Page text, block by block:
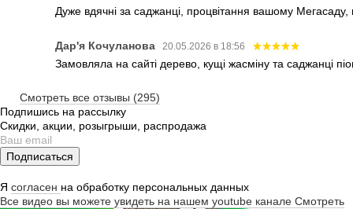
Дуже вдячні за саджанці, процвітання вашому
Дар'я Кочуланова 20.05.2026 в 18:56
Замовляла на сайті дерево, кущі жасміну та саджанці
Смотреть все отзывы (295)
Подпишись на рассылку
Скидки, акции, розыгрыши, распродажа
Подписаться
Я согласен на обработку персональных данных
Все видео вы можете увидеть на нашем youtube канале Смотреть